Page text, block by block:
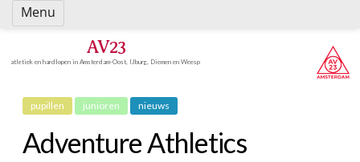
Spring
naar
AV23
atletiek en hardlopen in Amsterdam-Oost, IJburg, Diemen en Weesp
pupillen junioren nieuws
Adventure Athletics
Menu